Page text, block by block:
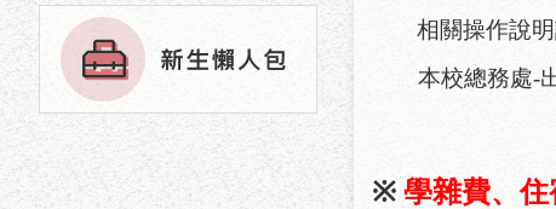
相關操作說
本校總務處-
※ 學雜費、住